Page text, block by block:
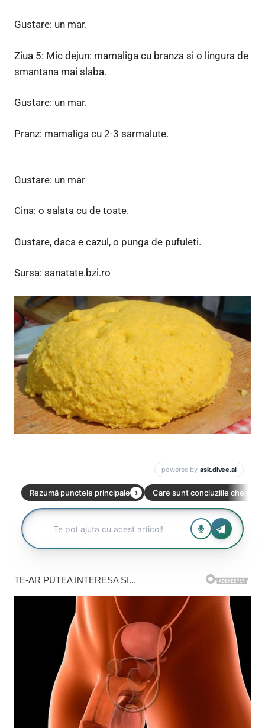
Gustare: un mar.
Ziua 5: Mic dejun: mamaliga cu branza si o lingura de
smantana mai slaba.
Gustare: un mar.
Pranz: mamaliga cu 2-3 sarmalute.
Gustare: un mar
Cina: o salata cu de toate.
Gustare, daca e cazul, o punga de pufuleti.
Sursa: sanatate.bzi.ro